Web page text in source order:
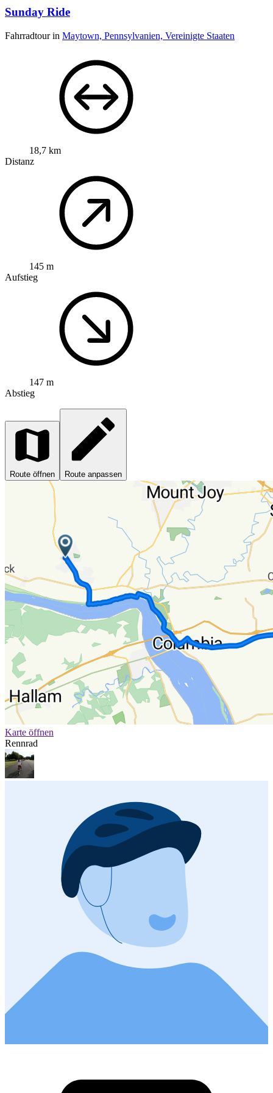
Sunday Ride
Fahrradtour in Maytown, Pennsylvanien, Vereinigte Staaten
18,7 km
Distanz
145 m
Aufstieg
147 m
Abstieg
Route öffnen Route anpassen
Karte öffnen
Rennrad